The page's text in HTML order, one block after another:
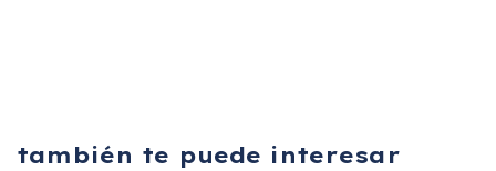
también te puede interesar